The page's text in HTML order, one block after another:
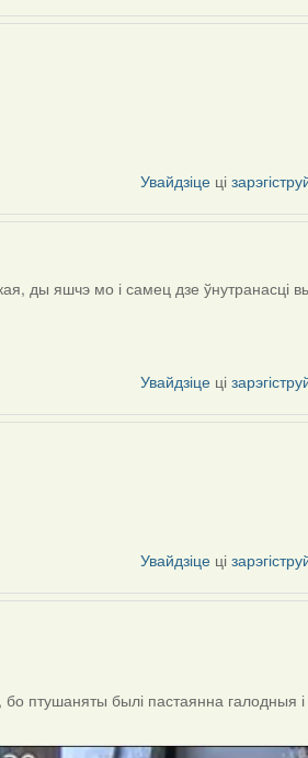
Увайдзіце ці
ды яшчэ мо і самец дзе ўнутранасці
Увайдзіце ці
Увайдзіце ці
птушаняты былі пастаянна галодныя